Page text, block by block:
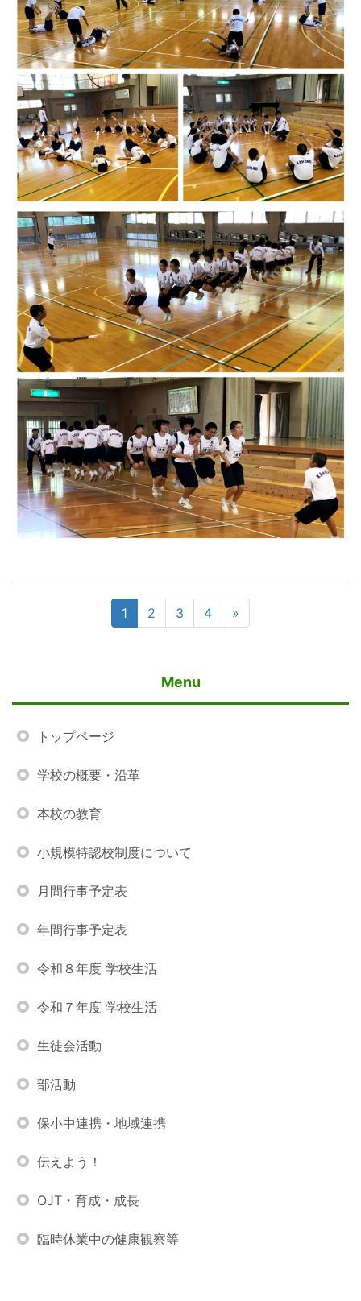
1 2 3 4 »
Menu
トップページ
学校の概要・沿革
本校の教育
小規模特認校制度について
月間行事予定表
年間行事予定表
令和８年度 学校生活
令和７年度 学校生活
生徒会活動
部活動
保小中連携・地域連携
伝えよう！
OJT・育成・成長
臨時休業中の健康観察等